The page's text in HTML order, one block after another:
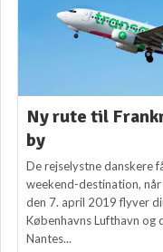
Ny rute til
by
De rejselystne danskere
weekend-destination, når
den 7. april 2019 flyver
Københavns Lufthavn og
Nantes...